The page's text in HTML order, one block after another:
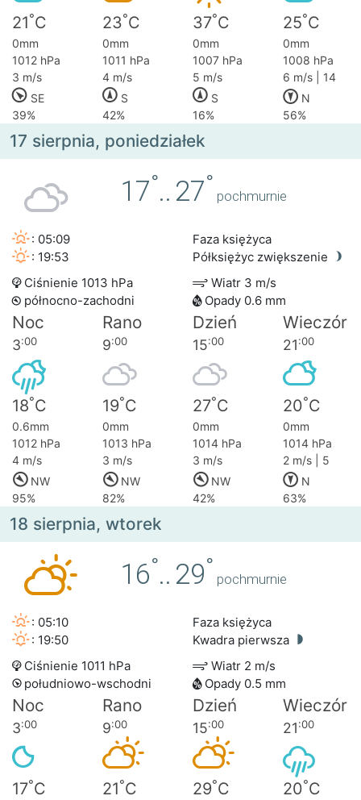
21°C 23°C 37°C 25°C
0mm 0mm 0mm
0mm
1012 hPa
1011 hPa 1007 hPa
1008 hPa
3 m/s
4 m/s 5 m/s
6 m/s | 14
SE
S S
N
39%
42% 16% 56%
17 sierpnia, poniedziałek
17°.. 27°
pochmurnie
: 05:09
: 19:53
Faza księżyca
Półksiężyc zwiększenie
Ciśnienie 1013 hPa
Wiatr 3 m/s
północno-zachodni
Opady 0.6 mm
Noc Rano Dzień Wieczór
3:00 9:00 15:00 21:00
18°C 19°C 27°C 20°C
0.6mm 0mm 0mm
0mm
1012 hPa
1013 hPa 1014 hPa
1014 hPa
4 m/s
3 m/s 3 m/s
2 m/s | 5
NW
NW NW
N
95%
82% 42% 63%
18 sierpnia, wtorek
16°.. 29°
pochmurnie
: 05:10
: 19:50
Faza księżyca
Kwadra pierwsza
Ciśnienie 1011 hPa
Wiatr 2 m/s
południowo-wschodni
Opady 0.5 mm
Noc Rano Dzień Wieczór
3:00 9:00 15:00 21:00
17°C 21°C 29°C 20°C